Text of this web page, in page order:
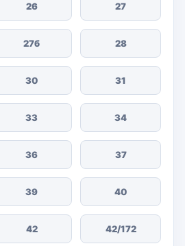
26 27
27б 28
30 31
33 34
36 37
39 40
42 42/172